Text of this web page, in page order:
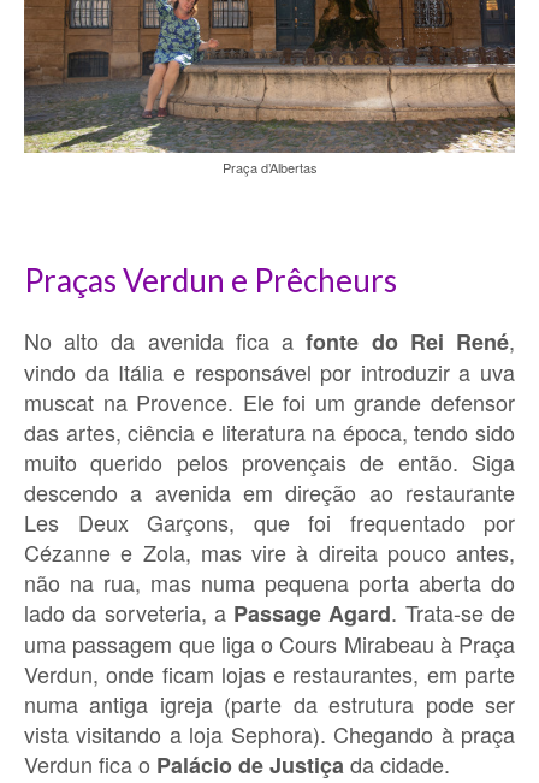
Praça d’Albertas
Praças Verdun e Prêcheurs
No alto da avenida fica afonte do Rei René,
vindo da Itália e responsável por introduzir a uva
muscat na Provence. Ele foi um grande defensor
das artes, ciência e literatura na época, tendo sido
muito querido pelos provençais de então. Siga
descendo a avenida em direção ao restaurante
Les Deux Garçons, que foi frequentado por
Cézanne e Zola, mas vire à direita pouco antes,
não na rua, mas numa pequena porta aberta do
lado da sorveteria, a Passage Agard. Trata-se de
uma passagem que liga o Cours Mirabeau à Praça
Verdun, onde ficam lojas e restaurantes, em parte
numa antiga igreja (parte da estrutura pode ser
vista visitando a loja Sephora). Chegando à praça
Verdun fica o Palácio de Justiçada cidade.